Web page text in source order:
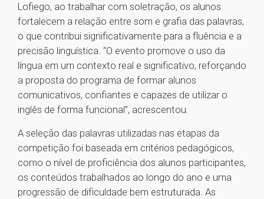
Lofiego, ao trabalhar com soletração, os alunos
fortalecem a relação entre som e grafia das palavras,
o que contribui significativamente para a fluência e a
precisão linguística. “O evento promove o uso da
língua em um contexto real e significativo, reforçando
a proposta do programa de formar alunos
comunicativos, confiantes e capazes de utilizar o
inglês de forma funcional”, acrescentou.
A seleção das palavras utilizadas nas etapas da
competição foi baseada em critérios pedagógicos,
como o nível de proficiência dos alunos participantes,
os conteúdos trabalhados ao longo do ano e uma
progressão de dificuldade bem estruturada. As